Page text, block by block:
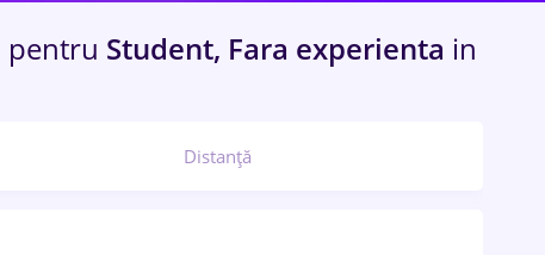
pentru Student, Fara experienta in
Distanță